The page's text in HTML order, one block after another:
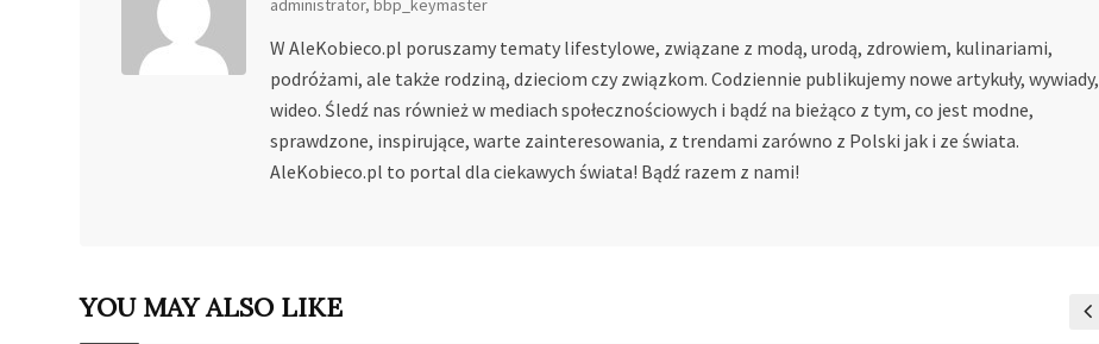
administrator, bbp_keymaster
W AleKobieco.pl poruszamy tematy lifestylowe, związane z modą, urodą, zdrowiem, kulinariami,
podróżami, ale także rodziną, dzieciom czy związkom. Codziennie publikujemy nowe artykuły, wywiady,
wideo. Śledź nas również w mediach społecznościowych i bądź na bieżąco z tym, co jest modne,
sprawdzone, inspirujące, warte zainteresowania, z trendami zarówno z Polski jak i ze świata.
AleKobieco.pl to portal dla ciekawych świata! Bądź razem z nami!
YOU MAY ALSO LIKE